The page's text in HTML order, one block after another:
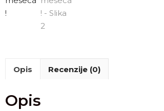
Opis Recenzije (0)
Opis